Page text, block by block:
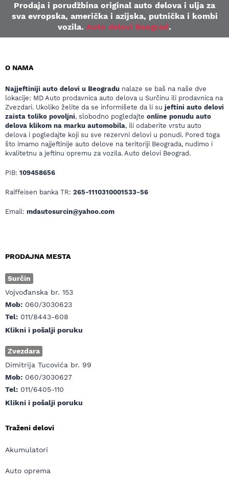
Prodaja i porudžbina original auto delova i ulja za
sva evropska, američka i azijska, putnička i kombi
vozila. Auto delovi Beograd.
O NAMA
Najjeftiniji auto delovi u Beogradu nalaze se baš na naše dve
lokacije: MD Auto prodavnica auto delova u Surčinu ili prodavnica na
Zvezdari. Ukoliko želite da se informišete da li su jeftini auto delovi
zaista toliko povoljni, slobodno pogledajte online ponudu auto
delova klikom na marku automobila, ili odaberite vrstu auto
delova i pogledajte koji su sve rezervni delovi u ponudi. Pored toga
što imamo najjeftinije auto delove na teritoriji Beograda, nudimo i
kvalitetnu a jeftinu opremu za vozila. Auto delovi Beograd.
PIB: 109458656
Raiffeisen banka TR: 265-1110310001533-56
Email: mdautosurcin@yahoo.com
PRODAJNA MESTA
Surčin
Vojvođanska br. 153
Mob: 060/3030623
Tel: 011/8443-608
Klikni i pošalji poruku
Zvezdara
Dimitrija Tucovića br. 99
Mob: 060/3030627
Tel: 011/6405-110
Klikni i pošalji poruku
Traženi delovi
Akumulatori
Auto oprema